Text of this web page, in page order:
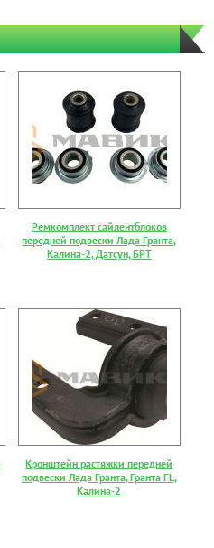
Ремкомплект сайлентблоков
передней подвески Лада Гранта,
Калина-2, Датсун, БРТ
Кронштейн растяжки передней
подвески Лада Гранта, Гранта FL,
Калина-2